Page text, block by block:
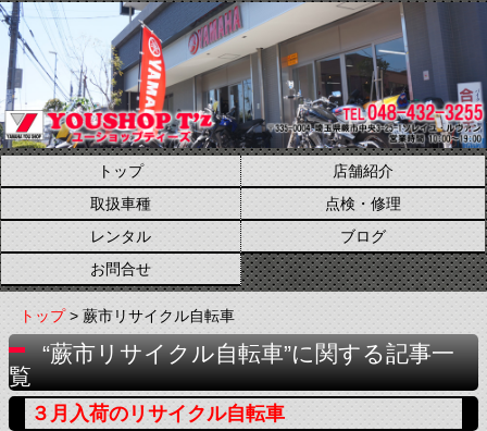
トップ
店舗紹介
取扱車種
点検・修理
レンタル
ブログ
お問合せ
トップ> 蕨市リサイクル自転車
“蕨市リサイクル自転車”に関する記事一
覧
３月入荷のリサイクル自転車